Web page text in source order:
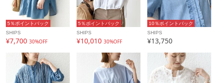
※画像の商品はサンプルです。
実際の商品と仕様、加工、サイズが若干異なる場合がござい
ます。
アイテム情報
5％ポイントバック
SHIPS
¥7,700 30%OFF
5％ポイントバック
SHIPS
¥10,010 30%OFF
10％ポイントバック
SHIPS
¥13,750